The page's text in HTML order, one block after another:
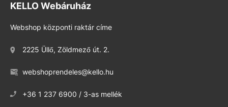
KELLO Webáruház
Webshop központi raktár címe
2225 Üllő, Zöldmező út. 2.
webshoprendeles@kello.hu
+36 1 237 6900 / 3-as mellék